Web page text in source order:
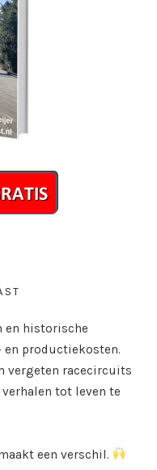
en historische
productiekosten.
vergeten racecircuits
tot leven te
een verschil.